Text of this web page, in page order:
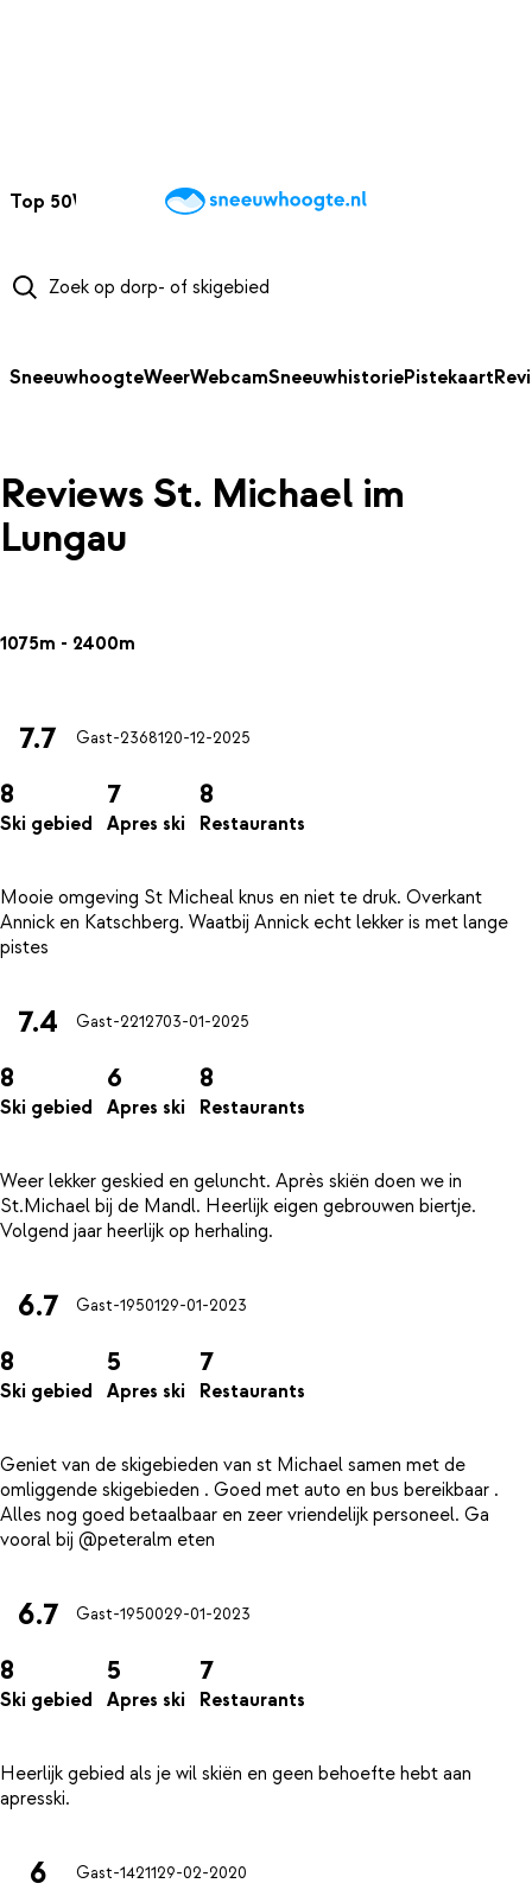
Top 50Webcams WintersportweerKaarten
SneeuwhoogteWeerWebcamSneeuwhistoriePistekaart
Reviews St. Michael im
Lungau
1075m - 2400m
7.7 Gast-2368120-12-2025
8
Ski gebied
7
Apres ski
8
Restaurants
Mooie omgeving St Micheal knus en niet te druk. Overkant
Annick en Katschberg. Waatbij Annick echt lekker is met lange
7.4 Gast-2212703-01-2025
8
Ski gebied
6
Apres ski
8
Restaurants
Weer lekker geskied en geluncht. Après skiën doen we in
St.Michael bij de Mandl. Heerlijk eigen gebrouwen biertje.
6.7 Gast-1950129-01-2023
8
Ski gebied
5
Apres ski
7
Restaurants
Geniet van de skigebieden van st Michael samen met de
omliggende skigebieden . Goed met auto en bus bereikbaar .
Alles nog goed betaalbaar en zeer vriendelijk personeel. Ga
6.7 Gast-1950029-01-2023
8
Ski gebied
5
Apres ski
7
Restaurants
Heerlijk gebied als je wil skiën en geen behoefte hebt aan
6 Gast-1421129-02-2020